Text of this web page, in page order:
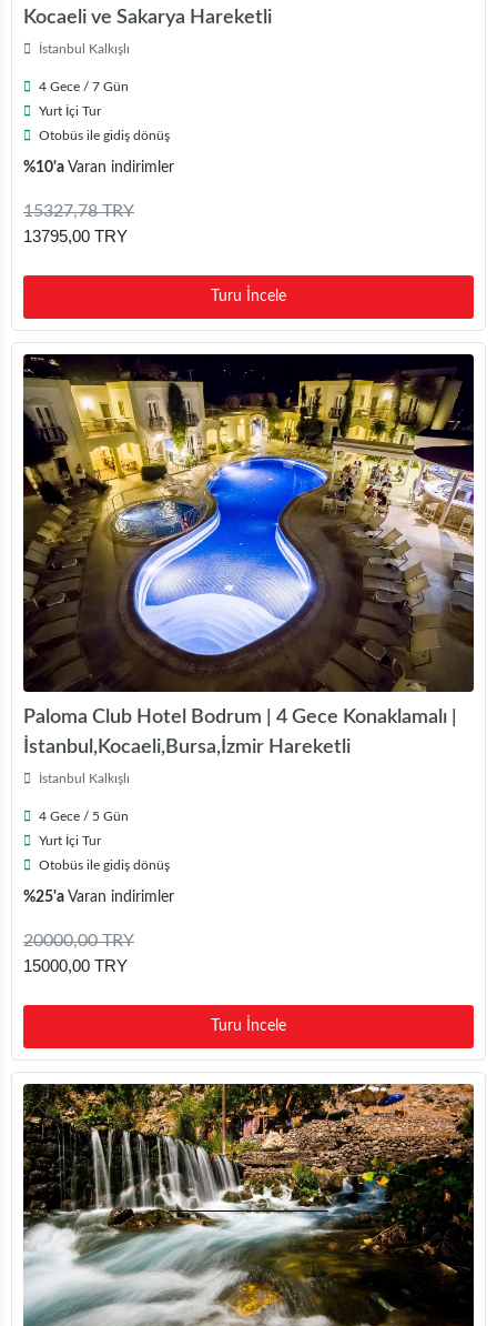
Kocaeli ve Sakarya Hareketli
İstanbul Kalkışlı
4 Gece / 7 Gün
Yurt İçi Tur
Otobüs ile gidiş dönüş
%10'a Varan indirimler
15327,78 TRY
13795,00 TRY
Turu İncele
Paloma Club Hotel Bodrum | 4 Gece Konaklamalı |
İstanbul,Kocaeli,Bursa,İzmir Hareketli
İstanbul Kalkışlı
4 Gece / 5 Gün
Yurt İçi Tur
Otobüs ile gidiş dönüş
%25'a Varan indirimler
20000,00 TRY
15000,00 TRY
Turu İncele